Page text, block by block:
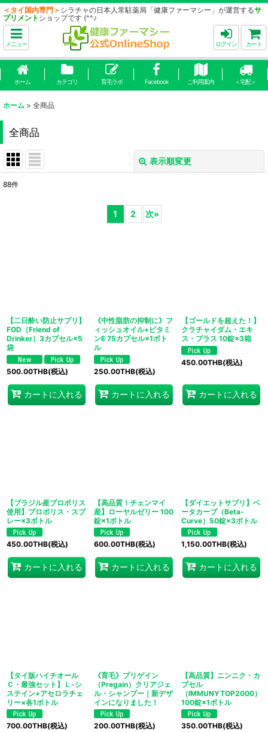
＜タイ国内専門＞ シラチャの日本人常駐薬局「健康ファーマシー」が運営するサ
プリメント ショップです (^^♪
メニュー ログイン カート
ホーム カテゴリ 育毛ラボ Facebook ご利用案内 ＜宅配＞
ホーム > 全商品
全商品
表示順変更
88件
1 2 次»
【二日酔い防止サプリ】
FOD（Friend of
Drinker）3カプセル×5
袋
500.00THB(税込)
カートに入れる
《中性脂肪の抑制に》フ
ィッシュオイル+ビタミ
ンE 75カプセル×1ボト
ル
250.00THB(税込)
カートに入れる
【ゴールドを超えた！】
クラチャイダム・エキ
ス・プラス 10錠×3箱
450.00THB(税込)
カートに入れる
【ブラジル産プロポリス
使用】プロポリス・スプ
レー×3ボトル
450.00THB(税込)
カートに入れる
【高品質！チェンマイ
産】ローヤルゼリー 100
錠×1ボトル
600.00THB(税込)
カートに入れる
【ダイエットサプリ】ベ
ータカーブ（Beta-
Curve）50錠×3ボトル
1,150.00THB(税込)
カートに入れる
【タイ版ハイチオール
Ｃ・最強セット】Ｌ-シ
ステイン+アセロラチェ
リー×各1ボトル
700.00THB(税込)
《育毛》プリゲイン
（Pregain）クリアジェ
ル・シャンプー｜新デザ
インになりました！
200.00THB(税込)
【高品質】ニンニク・カ
プセル
（IMMUNYTOP2000）
100錠×1ボトル
350.00THB(税込)